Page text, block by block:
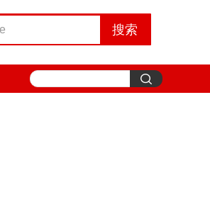
搜索